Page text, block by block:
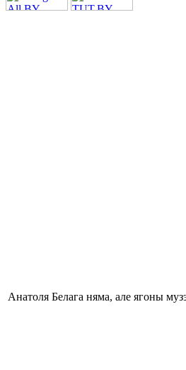
Анатоля Белага няма, але ягоны